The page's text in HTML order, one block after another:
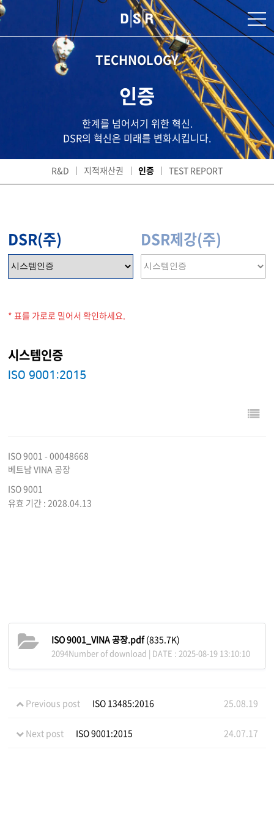
TECHNOLOGY
인증
한계를 넘어서기 위한 혁신.
DSR의 혁신은 미래를 변화시킵니다.
R&D 지적재산권 인증 TEST REPORT
DSR(주) DSR제강(주)
* 표를 가로로 밀어서 확인하세요.
시스템인증
ISO 9001:2015
ISO 9001 - 00048668
베트남 VINA 공장
ISO 9001
유효 기간 : 2028.04.13
ISO 9001_VINA 공장.pdf(835.7K)
2094Number of download | DATE : 2025-08-19 13:10:10
Previous post ISO 13485:2016 25.08.19
Next post ISO 9001:2015 24.07.17